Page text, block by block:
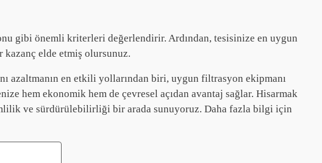
gibi önemli kriterleri değerlendirir. Ardından, tesisinize en uygun
elde etmiş olursunuz.
azaltmanın en etkili yollarından biri, uygun filtrasyon ekipmanı
hem ekonomik hem de çevresel açıdan avantaj sağlar. Hisarmak
ve sürdürülebilirliği bir arada sunuyoruz. Daha fazla bilgi için